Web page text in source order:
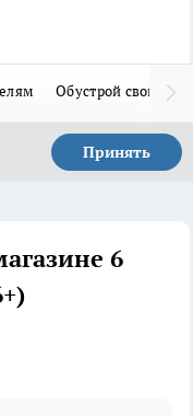
Обустрой свой дом
Принять
6